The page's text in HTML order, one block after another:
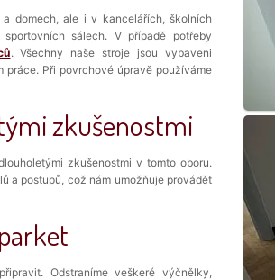
domech, ale i v kancelářích, školních
sálech. V případě potřeby
. Všechny naše stroje jsou vybaveni
práce. Při povrchové úpravě používáme
zkušenostmi
zkušenostmi v tomto oboru.
a postupů, což nám umožňuje provádět
Odstraníme veškeré výčnělky,